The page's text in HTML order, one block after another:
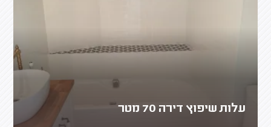
עלות שיפוץ דירה 70 מטר